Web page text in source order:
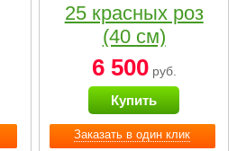
Заказать в один клик
25 красных роз
(40 см)
6 500руб.
Купить